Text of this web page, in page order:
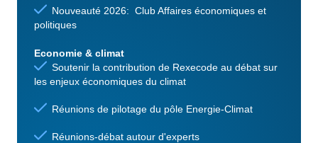
Nouveauté 2026: Club Affaires économiques et
politiques
Economie & climat
Soutenir la contribution de Rexecode au débat sur
les enjeux économiques du climat
Réunions de pilotage du pôle Energie-Climat
Réunions-débat autour d'experts